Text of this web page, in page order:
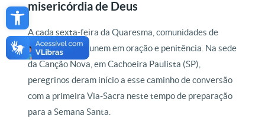
Open toolbar
misericórdia de Deus
A cada sexta-feira da Quaresma, comunidades de
todo o Brasil se unem em oração e penitência. Na sede
da Canção Nova, em Cachoeira Paulista (SP),
peregrinos deram início a esse caminho de conversão
com a primeira Via-Sacra neste tempo de preparação
para a Semana Santa.